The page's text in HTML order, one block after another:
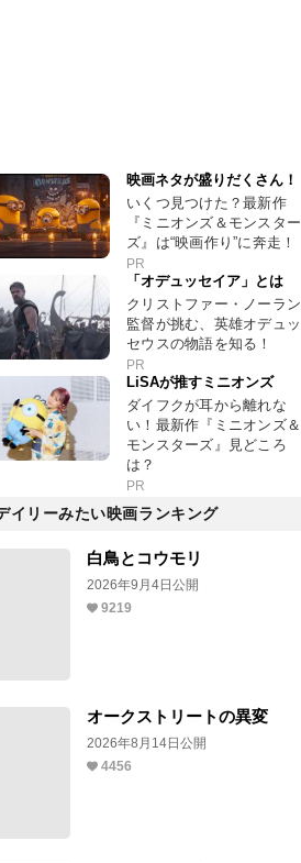
映画ネタが盛りだくさん！
いくつ見つけた？最新作
『ミニオンズ＆モンスター
ズ』は“映画作り”に奔走！
PR
「オデュッセイア」とは
クリストファー・ノーラン
監督が挑む、英雄オデュッ
セウスの物語を知る！
PR
LiSAが推すミニオンズ
ダイフクが耳から離れな
い！最新作『ミニオンズ＆
モンスターズ』見どころ
は？
PR
イリーみたい映画ランキング
白鳥とコウモリ
2026年9月4日公開
9219
オークストリートの異変
2026年8月14日公開
4456